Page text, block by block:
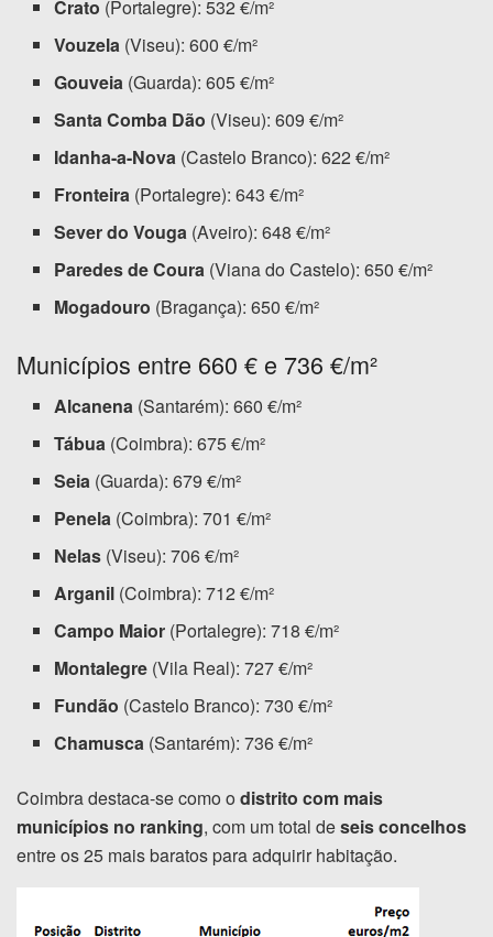
Crato (Portalegre): 532 €/m²
Vouzela (Viseu): 600 €/m²
Gouveia (Guarda): 605 €/m²
Santa Comba Dão (Viseu): 609 €/m²
Idanha-a-Nova (Castelo Branco): 622 €/m²
Fronteira (Portalegre): 643 €/m²
Sever do Vouga (Aveiro): 648 €/m²
Paredes de Coura (Viana do Castelo): 650 €/m²
Mogadouro (Bragança): 650 €/m²
Municípios entre 660 € e 736 €/m²
Alcanena (Santarém): 660 €/m²
Tábua (Coimbra): 675 €/m²
Seia (Guarda): 679 €/m²
Penela (Coimbra): 701 €/m²
Nelas (Viseu): 706 €/m²
Arganil (Coimbra): 712 €/m²
Campo Maior (Portalegre): 718 €/m²
Montalegre (Vila Real): 727 €/m²
Fundão (Castelo Branco): 730 €/m²
Chamusca (Santarém): 736 €/m²
Coimbra destaca-se como o distrito com mais
municípios no ranking, com um total deseis concelhos
entre os 25 mais baratos para adquirir habitação.